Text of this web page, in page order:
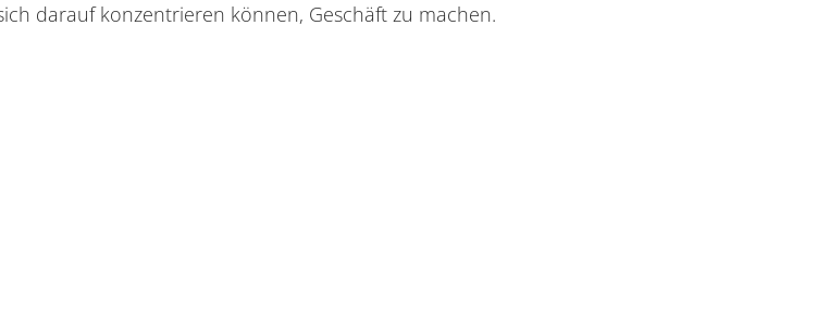
darauf konzentrieren können, Geschäft zu machen.